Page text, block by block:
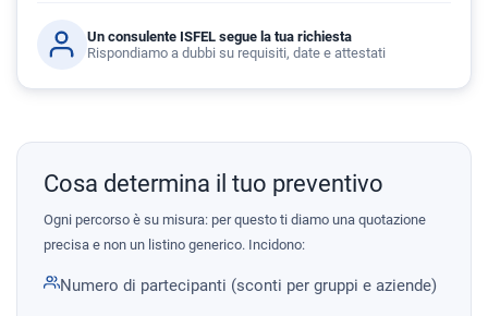
Un consulente ISFEL segue la tua richiesta
Rispondiamo a dubbi su requisiti, date e attestati
Cosa determina il tuo preventivo
Ogni percorso è su misura: per questo ti diamo una quotazione
precisa e non un listino generico. Incidono:
Numero di partecipanti (sconti per gruppi e aziende)